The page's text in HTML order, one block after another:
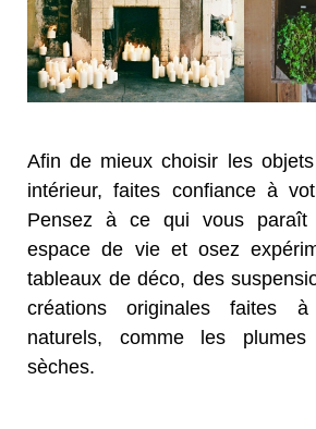
Afin de mieux choisir les
intérieur, faites confiance à
Pensez à ce qui vous paraît
espace de vie et osez
tableaux de déco, des
créations originales faites à
naturels, comme les
sèches.